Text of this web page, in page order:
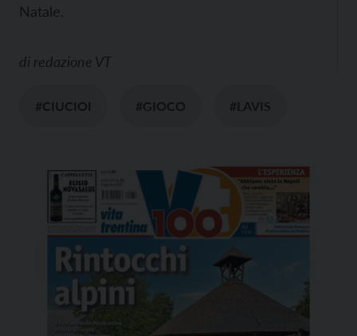
Natale.
di redazione VT
#CIUCIOI #GIOCO #LAVIS